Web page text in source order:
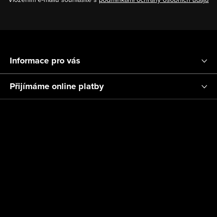
p
t
Informace pro vás
Přijímáme online platby